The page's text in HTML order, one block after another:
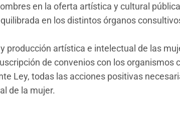
en la oferta artística y cultural
en los distintos órganos
producción artística e intelectual de las
de convenios con los organismos
Ley, todas las acciones positivas
de la mujer.